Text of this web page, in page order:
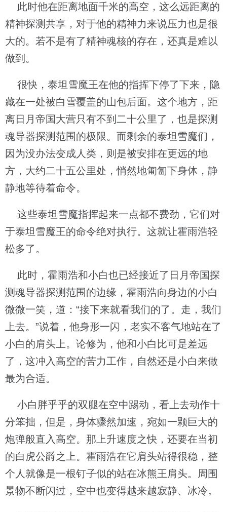
此时他在距离地面千米的高空，这么远距离的
精神探测共享，对于他的精神力来说压力也是很
大的。若不是有了精神魂核的存在，还真是难以
做到。
很快，泰坦雪魔王在他的指挥下停了下来，隐
藏在一处被白雪覆盖的山包后面。这个地方，距
离日月帝国大营只有不到二十公里了，也是探测
魂导器探测范围的极限。而剩余的泰坦雪魔们，
因为没办法变成人类，则是被安排在更远的地
方，大约二十五公里处，悄然地匍匐下身体，静
静地等待着命令。
这些泰坦雪魔指挥起来一点都不费劲，它们对
于泰坦雪魔王的命令绝对执行。这就让霍雨浩轻
松多了。
此时，霍雨浩和小白也已经接近了日月帝国探
测魂导器探测范围的边缘，霍雨浩向身边的小白
微微一笑，道：“接下来就看我们的了。走，我们
上去。”说着，他身形一闪，老实不客气地站在了
小白的肩头上。论修为，他和小白比可是差远
了，这冲入高空的苦力工作，自然还是小白来做
最为合适。
小白胖乎乎的双腿在空中踢动，看上去动作十
分笨拙，但是，身体骤然加速，宛如一颗巨大的
炮弹般直入高空。那上升速度之快，还要在当初
的白虎公爵之上。霍雨浩在它肩头站得很稳，整
个人就像是一根钉子似的站在冰熊王肩头。周围
景物不断闪过，空中也变得越来越寂静、冰冷。